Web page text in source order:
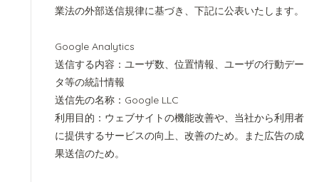
業法の外部送信規律に基づき、下記に公表いたします。
Google Analytics
送信する内容：ユーザ数、位置情報、ユーザの行動デー
タ等の統計情報
送信先の名称：Google LLC
利用目的：ウェブサイトの機能改善や、当社から利用者
に提供するサービスの向上、改善のため。また広告の成
果送信のため。